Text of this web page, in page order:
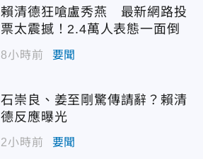
賴清德狂嗆盧秀燕 最新網路投
票太震撼！2.4萬人表態一面倒
8小時前 要聞
石崇良、姜至剛驚傳請辭？賴清
德反應曝光
2小時前 要聞